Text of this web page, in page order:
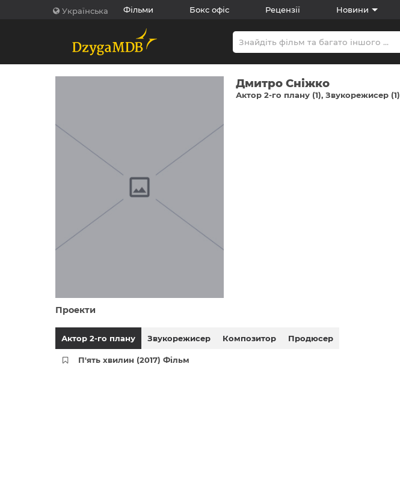
Українська Фільми Бокс офіс Рецензії Новини
Дмитро Сніжко
Актор 2-го плану (1) Звукорежисер (1)
Проекти
Актор 2-го плану Звукорежисер Композитор Продюсер
П'ять хвилин (2017) Фільм